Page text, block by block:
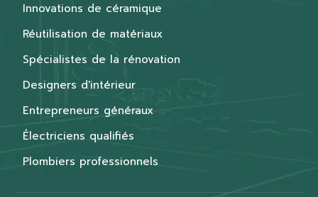
Innovations de céramique
Réutilisation de matériaux
Spécialistes de la rénovation
Designers d'intérieur
Entrepreneurs généraux
Électriciens qualifiés
Plombiers professionnels